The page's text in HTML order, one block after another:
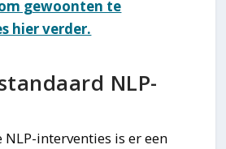
gewoonten te
hier verder.
NLP-
NLP-interventies is er een